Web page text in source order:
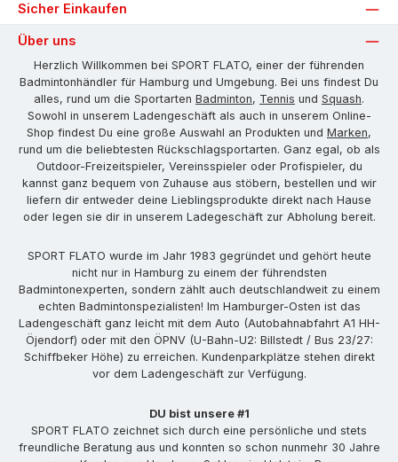
Sicher Einkaufen
Über uns
Herzlich Willkommen bei SPORT FLATO, einer der führenden
Badmintonhändler für Hamburg und Umgebung. Bei uns findest Du
alles, rund um die Sportarten Badminton, Tennis und Squash.
Sowohl in unserem Ladengeschäft als auch in unserem Online-
Shop findest Du eine große Auswahl an Produkten und Marken,
rund um die beliebtesten Rückschlagsportarten. Ganz egal, ob als
Outdoor-Freizeitspieler, Vereinsspieler oder Profispieler, du
kannst ganz bequem von Zuhause aus stöbern, bestellen und wir
liefern dir entweder deine Lieblingsprodukte direkt nach Hause
oder legen sie dir in unserem Ladegeschäft zur Abholung bereit.
SPORT FLATO wurde im Jahr 1983 gegründet und gehört heute
nicht nur in Hamburg zu einem der führendsten
Badmintonexperten, sondern zählt auch deutschlandweit zu einem
echten Badmintonspezialisten! Im Hamburger-Osten ist das
Ladengeschäft ganz leicht mit dem Auto (Autobahnabfahrt A1 HH-
Öjendorf) oder mit den ÖPNV (U-Bahn-U2: Billstedt / Bus 23/27:
Schiffbeker Höhe) zu erreichen. Kundenparkplätze stehen direkt
vor dem Ladengeschäft zur Verfügung.
DU bist unsere #1
SPORT FLATO zeichnet sich durch eine persönliche und stets
freundliche Beratung aus und konnten so schon nunmehr 30 Jahre